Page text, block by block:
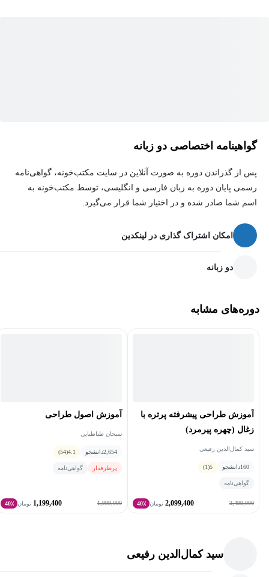
گواهینامه اختصاصی دو زبانه
پس از گذراندن دوره به صورت آنلاین در سایت مکتب‌خونه، گواهی‌نامه
رسمی پایان دوره به زبان فارسی و انگلیسی، توسط مکتب‌خونه به
اسم شما صادر شده و در اختیار شما قرار می‌گیرد.
امکان اشتراک گذاری در لینکدین
دو زبانه
دوره‌های مشابه
آموزش طراحی پیشرفته پرتره با
زغال (چهره پیرمرد)
سید کمال‌الدین رفیعی
160دانشجو 5
(1)
گواهی‌نامه
3,499,000
2,099,400 تومان 40٪
آموزش اصول طراحی
سبحان طباطبایی
2,654دانشجو 4.1
(54)
پرطرفدار گواهی‌نامه
1,999,000
1,199,400 تومان 40٪
سید کمال‌الدین رفیعی